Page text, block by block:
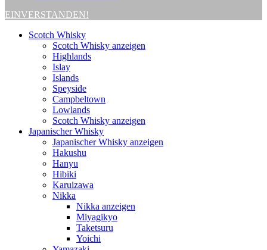
EINVERSTANDEN!
Scotch Whisky
Scotch Whisky anzeigen
Highlands
Islay
Islands
Speyside
Campbeltown
Lowlands
Scotch Whisky anzeigen
Japanischer Whisky
Japanischer Whisky anzeigen
Hakushu
Hanyu
Hibiki
Karuizawa
Nikka
Nikka anzeigen
Miyagikyo
Taketsuru
Yoichi